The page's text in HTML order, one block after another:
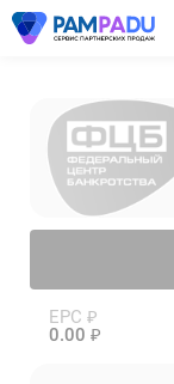
EPC ₽
0.00 ₽